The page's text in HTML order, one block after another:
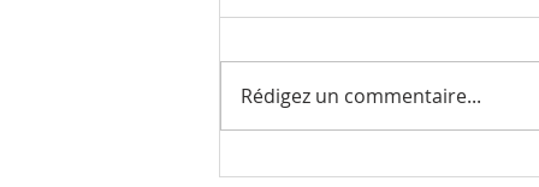
Apaiser les tempêtes
Rédigez un commentaire...